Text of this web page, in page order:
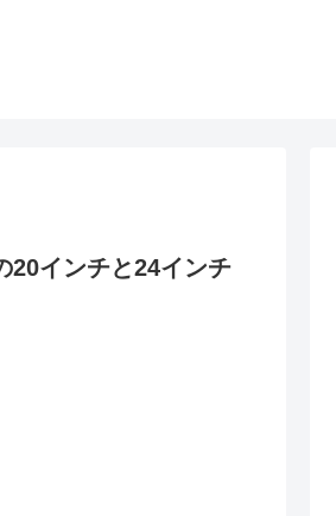
20インチと24インチ